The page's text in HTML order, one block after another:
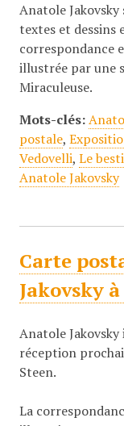
Anatole
textes et dessins
correspondance
illustrée par une
Miraculeuse.
Mots-clés:
postale,
Vedovelli, Le
Anatole Jakovsky
Carte
Jakovsky
Anatole
réception
Steen.
La